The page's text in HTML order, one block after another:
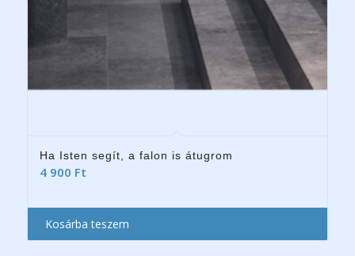
Ha Isten segít, a falon is átugrom
4 900 Ft
Kosárba teszem